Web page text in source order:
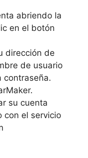
abriendo la
en el botón
dirección de
de usuario
contraseña.
su cuenta
con el servicio